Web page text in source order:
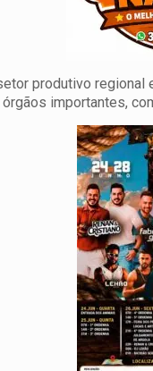
produtivo regional
importantes,